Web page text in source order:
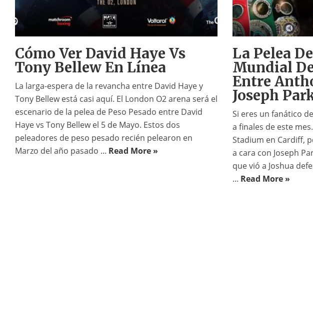
Cómo Ver David Haye Vs
Tony Bellew En Línea
La larga-espera de la revancha entre David Haye y
Tony Bellew está casi aquí. El London O2 arena será el
escenario de la pelea de Peso Pesado entre David
Haye vs Tony Bellew el 5 de Mayo. Estos dos
peleadores de peso pesado recién pelearon en
Marzo del año pasado ... Read More »
La Pelea
Mundial
Entre
Joseph
Si eres un fanático
a finales de este
Stadium en Cardiff,
a cara con Joseph
que vió a Joshua
... Read More »